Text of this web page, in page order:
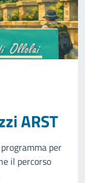
ARST
per
il percorso